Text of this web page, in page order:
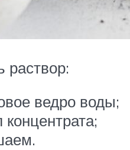
раствор:
ведро воды;